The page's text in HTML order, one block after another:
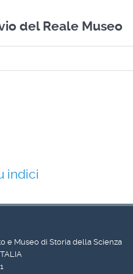
del Reale Museo
indici
e Museo di Storia della Scienza